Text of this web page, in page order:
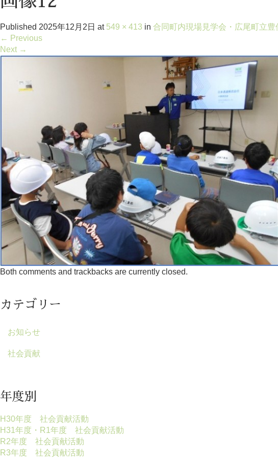
Published 2025年12月2日 at 549 × 413 in 合同町内現場見学会・広尾町立豊
← Previous
Next →
Both comments and trackbacks are currently closed.
カテゴリー
お知らせ
社会貢献
年度別
H30年度 社会貢献活動
H31年度・R1年度 社会貢献活動
R2年度 社会貢献活動
R3年度 社会貢献活動